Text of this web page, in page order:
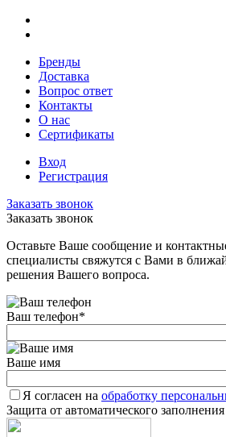
Бренды
Доставка
Вопрос ответ
Контакты
О нас
Сертификаты
Вход
Регистрация
Заказать звонок
Заказать звонок
Оставьте Ваше сообщение и
специалисты свяжутся с Вами в
решения Вашего вопроса.
Ваш телефон*
Ваше имя
Я согласен на обработку
Защита от автоматического заполнения